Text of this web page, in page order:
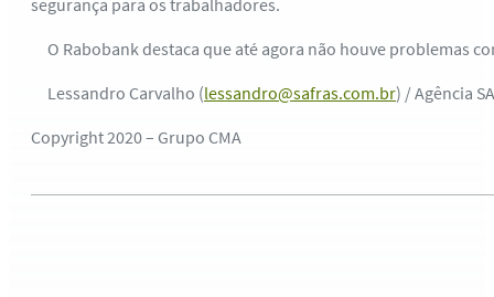
O Rabobank destaca que até agora não houve problemas
Lessandro Carvalho (lessandro@safras.com.br) / Agência
Copyright 2020 – Grupo CMA